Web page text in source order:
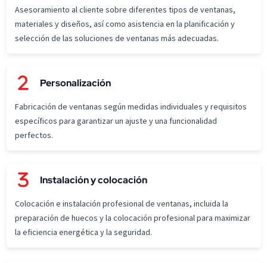
Asesoramiento al cliente sobre diferentes tipos de ventanas,
materiales y diseños, así como asistencia en la planificación y
selección de las soluciones de ventanas más adecuadas.
Personalización
Fabricación de ventanas según medidas individuales y requisitos
específicos para garantizar un ajuste y una funcionalidad
perfectos.
Instalación y colocación
Colocación e instalación profesional de ventanas, incluida la
preparación de huecos y la colocación profesional para maximizar
la eficiencia energética y la seguridad.